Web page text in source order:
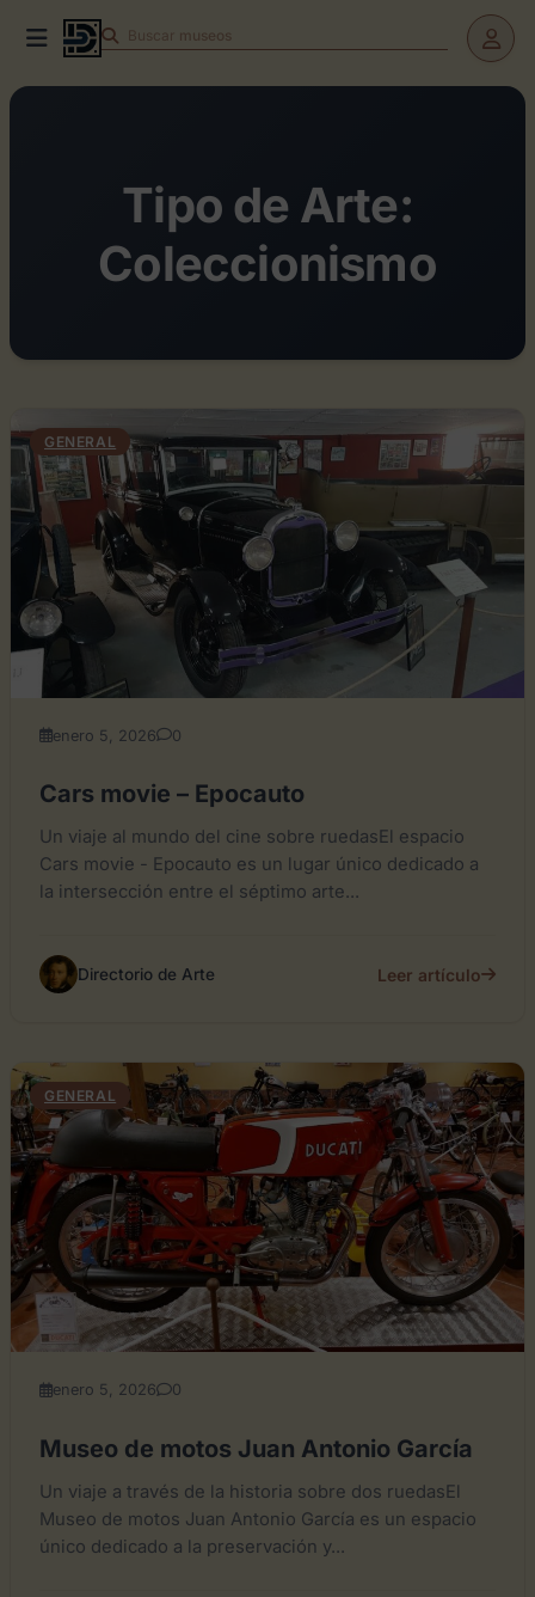
Buscar teatros
Tipo de Arte:
Coleccionismo
GENERAL
enero 5, 2026 0
Cars movie – Epocauto
Un viaje al mundo del cine sobre ruedasEl espacio
Cars movie - Epocauto es un lugar único dedicado a
la intersección entre el séptimo arte...
Directorio de Arte Leer artículo
GENERAL
enero 5, 2026 0
Museo de motos Juan Antonio García
Un viaje a través de la historia sobre dos ruedasEl
Museo de motos Juan Antonio García es un espacio
único dedicado a la preservación y...